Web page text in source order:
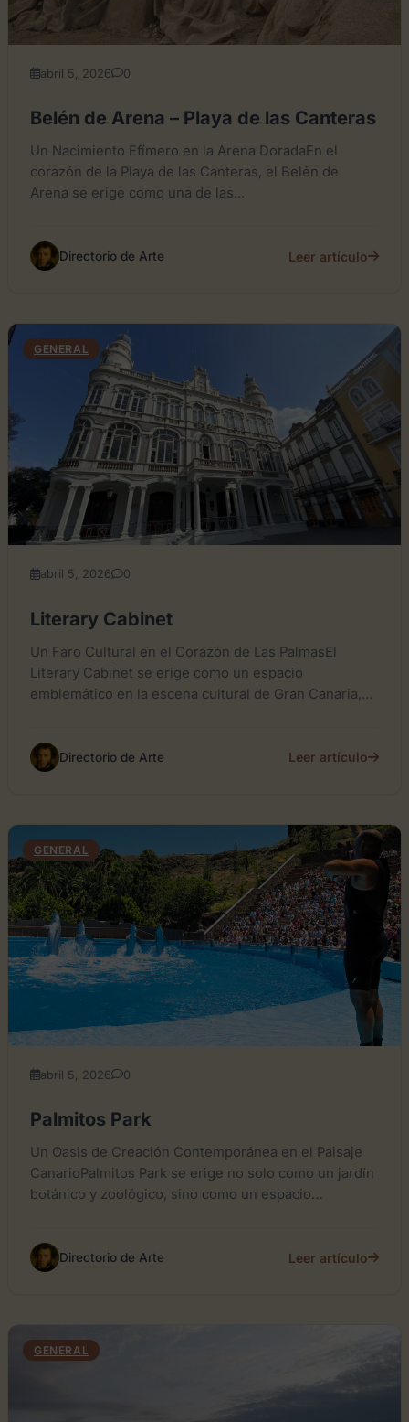
abril 5, 2026 0
Belén de Arena – Playa de las Canteras
Un Nacimiento Efímero en la Arena DoradaEn el
corazón de la Playa de las Canteras, el Belén de
Arena se erige como una de las...
Directorio de Arte Leer artículo
GENERAL
abril 5, 2026 0
Literary Cabinet
Un Faro Cultural en el Corazón de Las PalmasEl
Literary Cabinet se erige como un espacio
emblemático en la escena cultural de Gran Canaria,
Directorio de Arte Leer artículo
GENERAL
abril 5, 2026 0
Palmitos Park
Un Oasis de Creación Contemporánea en el Paisaje
CanarioPalmitos Park se erige no solo como un jardín
botánico y zoológico, sino como un espacio
Directorio de Arte Leer artículo
GENERAL